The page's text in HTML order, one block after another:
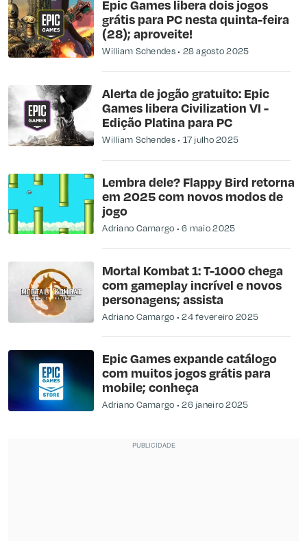
Epic Games libera dois jogos
grátis para PC nesta quinta-feira
(28); aproveite!
William Schendes 28 agosto 2025
Alerta de jogão gratuito: Epic
Games libera Civilization VI -
Edição Platina para PC
William Schendes 17 julho 2025
Lembra dele? Flappy Bird retorna
em 2025 com novos modos de
jogo
Adriano Camargo 6 maio 2025
Mortal Kombat 1: T-1000 chega
com gameplay incrível e novos
personagens; assista
Adriano Camargo 24 fevereiro 2025
Epic Games expande catálogo
com muitos jogos grátis para
mobile; conheça
Adriano Camargo 26 janeiro 2025